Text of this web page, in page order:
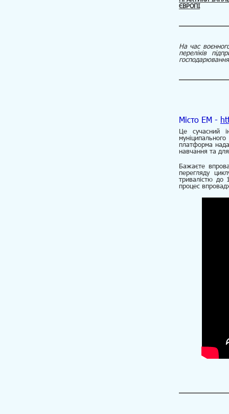
ЄВРОПІ
На час
переліків
Місто ЕМ -
Це сучасний
платформа
навчання та
Бажаєте
перегляду
тривалістю до
процес